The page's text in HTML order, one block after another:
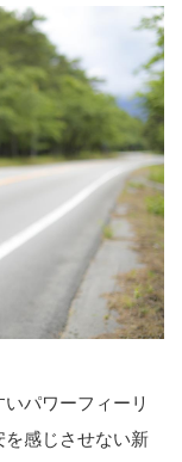
を受け継ぐに足
その答えは……
パワーフィーリ
を感じさせない新